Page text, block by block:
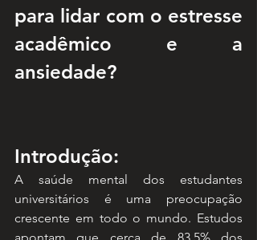
para lidar com o estresse
acadêmico e a
ansiedade?
Introdução:
A saúde mental dos estudantes
universitários é uma preocupação
crescente em todo o mundo. Estudos